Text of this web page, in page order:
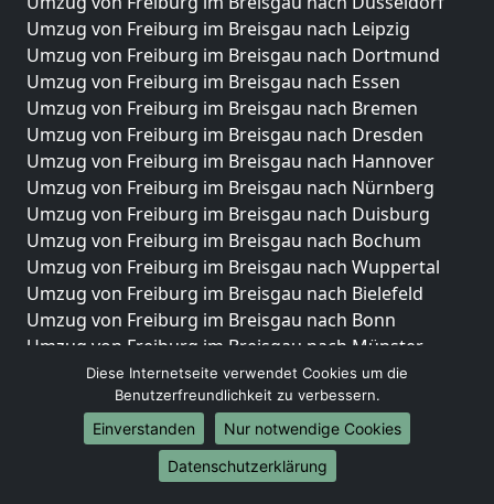
Umzug von Freiburg im Breisgau nach Leipzig
Umzug von Freiburg im Breisgau nach Dortmund
Umzug von Freiburg im Breisgau nach Essen
Umzug von Freiburg im Breisgau nach Bremen
Umzug von Freiburg im Breisgau nach Dresden
Umzug von Freiburg im Breisgau nach Hannover
Umzug von Freiburg im Breisgau nach Nürnberg
Umzug von Freiburg im Breisgau nach Duisburg
Umzug von Freiburg im Breisgau nach Bochum
Umzug von Freiburg im Breisgau nach Wuppertal
Umzug von Freiburg im Breisgau nach Bielefeld
Umzug von Freiburg im Breisgau nach Bonn
Umzug von Freiburg im Breisgau nach Münster
Internationale-Umzüge
Umzug von Freiburg im Breisgau nach Brasilien
Umzug von Freiburg im Breisgau nach Brunei
Diese Internetseite verwendet Cookies um die
Benutzerfreundlichkeit zu verbessern.
Einverstanden
Nur notwendige Cookies
Datenschutzerklärung